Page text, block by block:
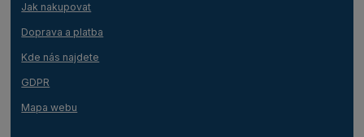
Jak nakupovat
Doprava a platba
Kde nás najdete
GDPR
Mapa webu